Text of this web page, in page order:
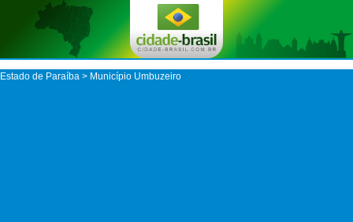
Estado de Paraíba > Município Umbuzeiro